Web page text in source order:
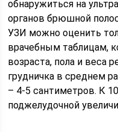
обнаружиться на
органов брюшной
УЗИ можно оценить
врачебным таблицам,
возраста, пола и веса
грудничка в среднем
– 4-5 сантиметров. К
поджелудочной